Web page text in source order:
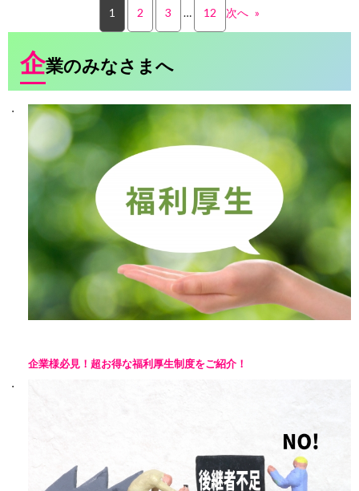
1 2 3 … 12 次へ »
企業のみなさまへ
企業様必見！超お得な福利厚生制度をご紹介！